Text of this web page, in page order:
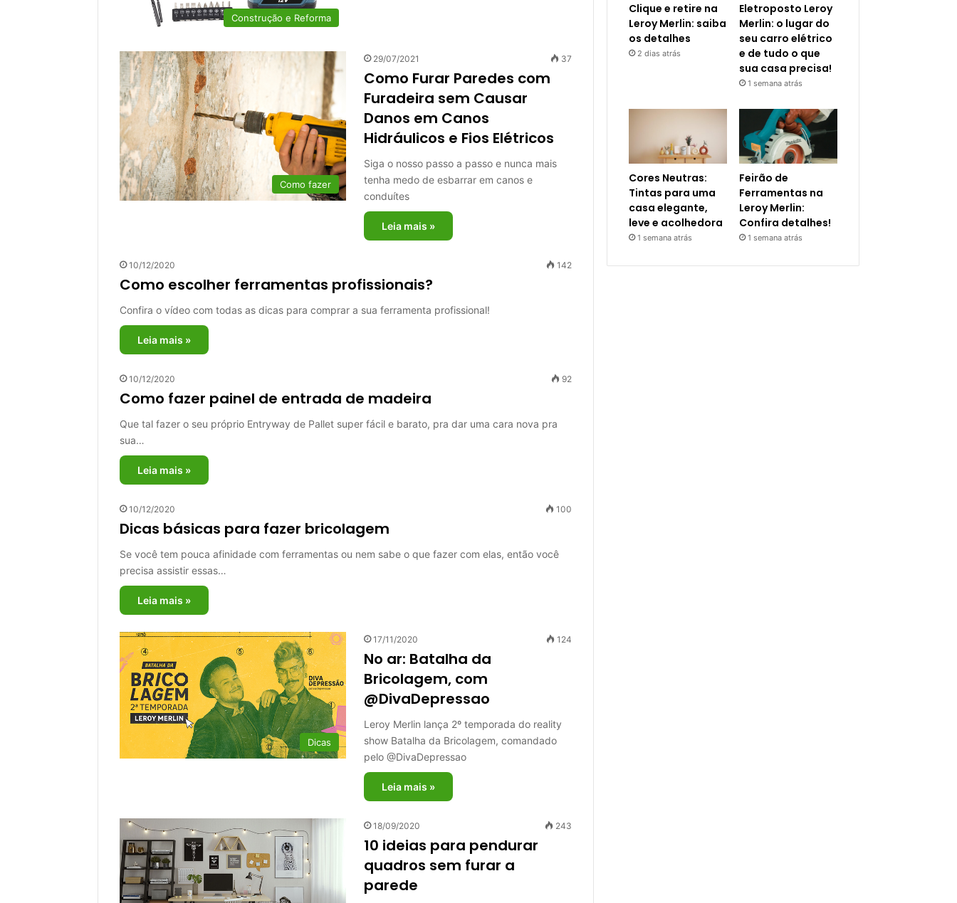
Construção e Reforma
Como fazer
29/07/2021 37
Como Furar Paredes com
Furadeira sem Causar
Danos em Canos
Hidráulicos e Fios Elétricos
Siga o nosso passo a passo e nunca mais
tenha medo de esbarrar em canos e
conduítes
Leia mais »
10/12/2020 142
Como escolher ferramentas profissionais?
Confira o vídeo com todas as dicas para comprar a sua ferramenta profissional!
Leia mais »
10/12/2020 92
Como fazer painel de entrada de madeira
Que tal fazer o seu próprio Entryway de Pallet super fácil e barato, pra dar uma cara nova pra
sua…
Leia mais »
10/12/2020 100
Dicas básicas para fazer bricolagem
Se você tem pouca afinidade com ferramentas ou nem sabe o que fazer com elas, então você
precisa assistir essas…
Leia mais »
Dicas
17/11/2020 124
No ar: Batalha da
Bricolagem, com
@DivaDepressao
Leroy Merlin lança 2º temporada do reality
show Batalha da Bricolagem, comandado
pelo @DivaDepressao
Leia mais »
18/09/2020 243
10 ideias para pendurar
quadros sem furar a
parede
Clique e retire na
Leroy Merlin: saiba
os detalhes
2 dias atrás
Eletroposto Leroy
Merlin: o lugar do
seu carro elétrico
e de tudo o que
sua casa precisa!
1 semana atrás
Cores Neutras:
Tintas para uma
casa elegante,
leve e acolhedora
1 semana atrás
Feirão de
Ferramentas na
Leroy Merlin:
Confira detalhes!
1 semana atrás